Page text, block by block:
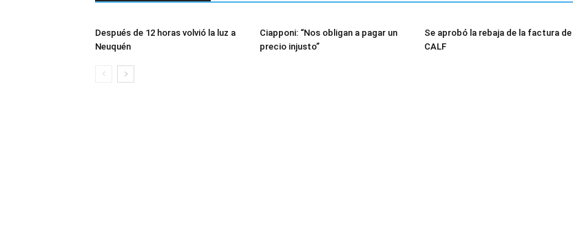
Después de 12 horas volvió la luz a
Neuquén
Ciapponi: “Nos obligan a pagar un
precio injusto”
Se aprobó la rebaja de la factura de
CALF